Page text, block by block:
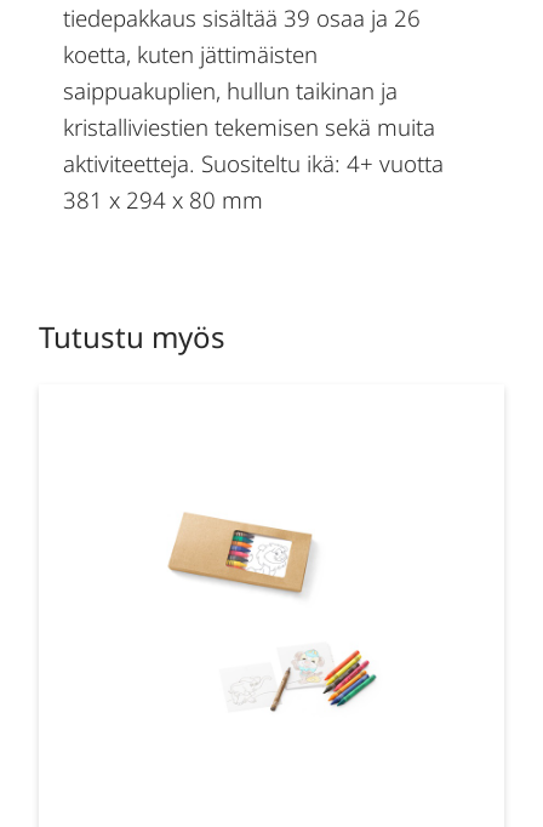
tiedepakkaus sisältää 39 osaa ja 26
koetta, kuten jättimäisten
saippuakuplien, hullun taikinan ja
kristalliviestien tekemisen sekä muita
aktiviteetteja. Suositeltu ikä: 4+ vuotta
381 x 294 x 80 mm
Tutustu myös